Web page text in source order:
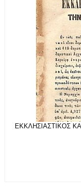
ΕΚΚΛΗΣΙΑΣΤΙΚΟΣ